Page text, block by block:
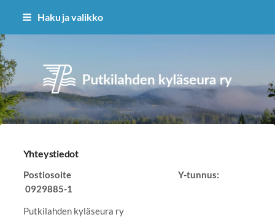
Siirry
Haku ja valikko
Putkilahden kyläseura ry
Yhteystiedot
Postiosoite Y-tunnus:
0929885-1
Putkilahden kyläseura ry